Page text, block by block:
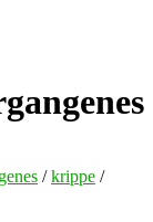
/krippe /